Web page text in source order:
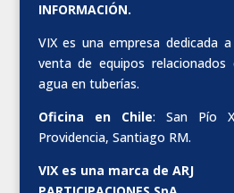
INFORMACIÓN.
VIX es una empresa dedicada
venta de equipos
agua en tuberías.
Oficina en Chile: San Pío
Providencia, Santiago RM.
VIX es una marca de ARJ